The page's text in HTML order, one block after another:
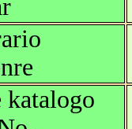
katalogo